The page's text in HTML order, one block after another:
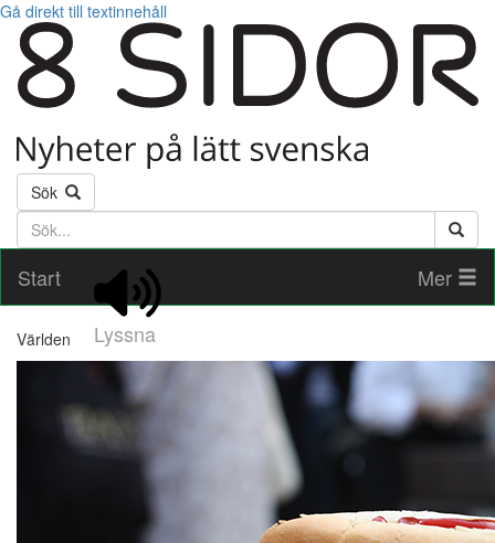
Gå direkt till textinnehåll
Sök
Söktext
Start
Lyssna
Mer
Världen